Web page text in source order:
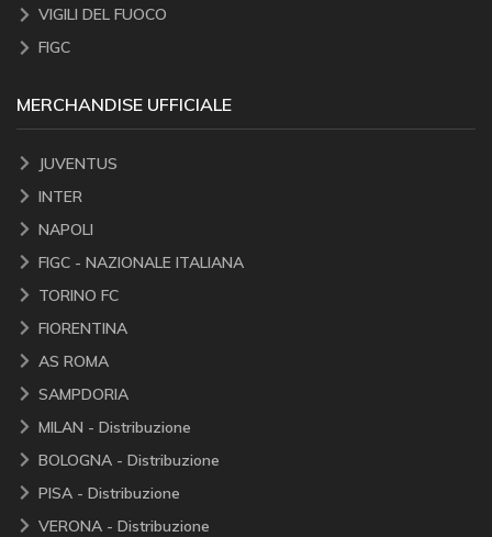
VIGILI DEL FUOCO
FIGC
MERCHANDISE UFFICIALE
JUVENTUS
INTER
NAPOLI
FIGC - NAZIONALE ITALIANA
TORINO FC
FIORENTINA
AS ROMA
SAMPDORIA
MILAN - Distribuzione
BOLOGNA - Distribuzione
PISA - Distribuzione
VERONA - Distribuzione